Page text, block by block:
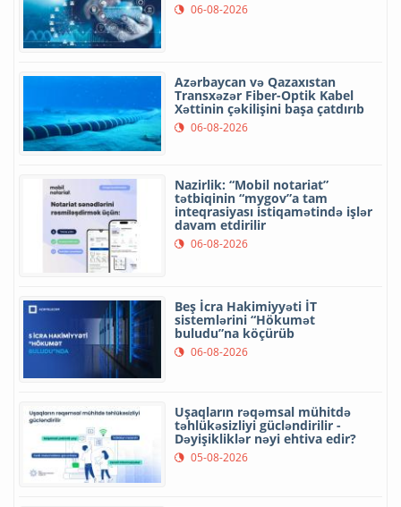
06-08-2026
Azərbaycan və Qazaxıstan
Transxəzər Fiber-Optik Kabel
Xəttinin çəkilişini başa çatdırıb
06-08-2026
Nazirlik: “Mobil notariat”
tətbiqinin “mygov”a tam
inteqrasiyası istiqamətində işlər
davam etdirilir
06-08-2026
Beş İcra Hakimiyyəti İT
sistemlərini “Hökumət
buludu”na köçürüb
06-08-2026
Uşaqların rəqəmsal mühitdə
təhlükəsizliyi gücləndirilir -
Dəyişikliklər nəyi ehtiva edir?
05-08-2026